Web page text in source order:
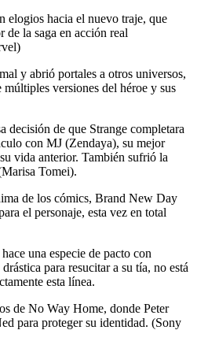
elogios hacia el nuevo traje, que
de la saga en acción real
y abrió portales a otros universos,
versiones del héroe y sus
decisión de que Strange completara
con MJ (Zendaya), su mejor
vida anterior. También sufrió la
Tomei).
de los cómics, Brand New Day
el personaje, esta vez en total
una especie de pacto con
para resucitar a su tía, no está
esta línea.
de No Way Home, donde Peter
para proteger su identidad. (Sony